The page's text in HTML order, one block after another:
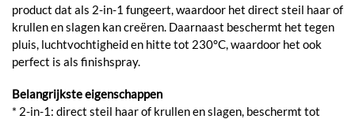
product dat als 2-in-1 fungeert, waardoor het direct steil haar of
krullen en slagen kan creëren. Daarnaast beschermt het tegen
pluis, luchtvochtigheid en hitte tot 230°C, waardoor het ook
perfect is als finishspray.
Belangrijkste eigenschappen
* 2-in-1: direct steil haar of krullen en slagen, beschermt tot